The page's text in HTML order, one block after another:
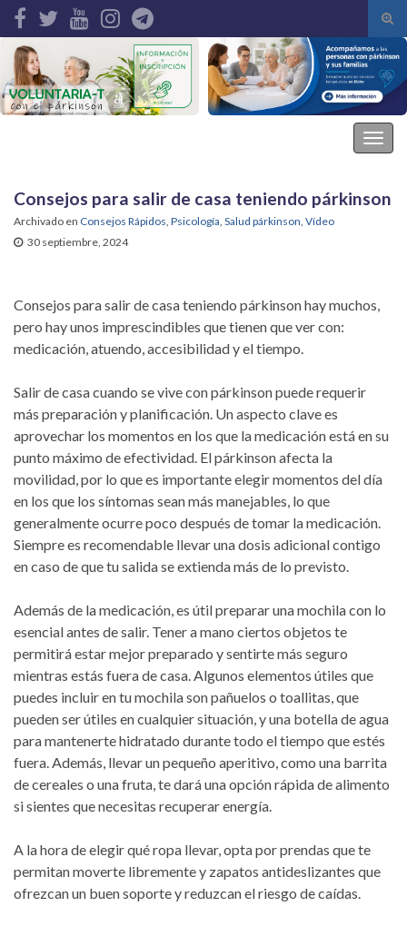
de
Search for:
Consejos para salir de casa teniendo párkinson
Archivado en Consejos Rápidos, Psicología, Salud párkinson, Vídeo
30 septiembre, 2024
Consejos para salir de casa teniendo párkinson hay muchos,
pero hay unos imprescindibles que tienen que ver con:
medicación, atuendo, accesibilidad y el tiempo.
Salir de casa cuando se vive con párkinson puede requerir
más preparación y planificación. Un aspecto clave es
aprovechar los momentos en los que la medicación está en su
punto máximo de efectividad. El párkinson afecta la
movilidad, por lo que es importante elegir momentos del día
en los que los síntomas sean más manejables, lo que
generalmente ocurre poco después de tomar la medicación.
Siempre es recomendable llevar una dosis adicional contigo
en caso de que tu salida se extienda más de lo previsto.
Además de la medicación, es útil preparar una mochila con lo
esencial antes de salir. Tener a mano ciertos objetos te
permitirá estar mejor preparado y sentirte más seguro
mientras estás fuera de casa. Algunos elementos útiles que
puedes incluir en tu mochila son pañuelos o toallitas, que
pueden ser útiles en cualquier situación, y una botella de agua
para mantenerte hidratado durante todo el tiempo que estés
fuera. Además, llevar un pequeño aperitivo, como una barrita
de cereales o una fruta, te dará una opción rápida de alimento
si sientes que necesitas recuperar energía.
A la hora de elegir qué ropa llevar, opta por prendas que te
permitan moverte libremente y zapatos antideslizantes que
ofrezcan un buen soporte y reduzcan el riesgo de caídas.